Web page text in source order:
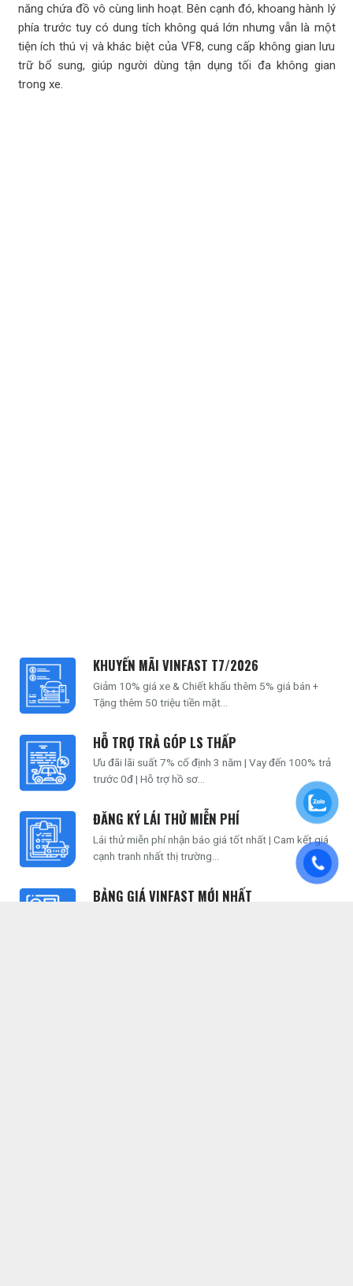
năng chứa đồ vô cùng linh hoạt. Bên cạnh đó, khoang hành lý
phía trước tuy có dung tích không quá lớn nhưng vẫn là một
tiện ích thú vị và khác biệt của VF8, cung cấp không gian lưu
trữ bổ sung, giúp người dùng tận dụng tối đa không gian
trong xe.
KHUYẾN MÃI VINFAST T7/2026
Giảm 10% giá xe & Chiết khấu thêm 5% giá bán +
Tặng thêm 50 triệu tiền mặt...
HỖ TRỢ TRẢ GÓP LS THẤP
Ưu đãi lãi suất 7% cố định 3 năm | Vay đến 100% trả
trước 0đ | Hỗ trợ hồ sơ...
ĐĂNG KÝ LÁI THỬ MIỄN PHÍ
Lái thử miễn phí nhận báo giá tốt nhất | Cam kết giá
cạnh tranh nhất thị trường...
BẢNG GIÁ VINFAST MỚI NHẤT